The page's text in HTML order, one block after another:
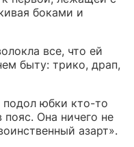
боками и
все, что ей
быту: трико, драп,
подол юбки кто-то
пояс. Она ничего не
азарт».